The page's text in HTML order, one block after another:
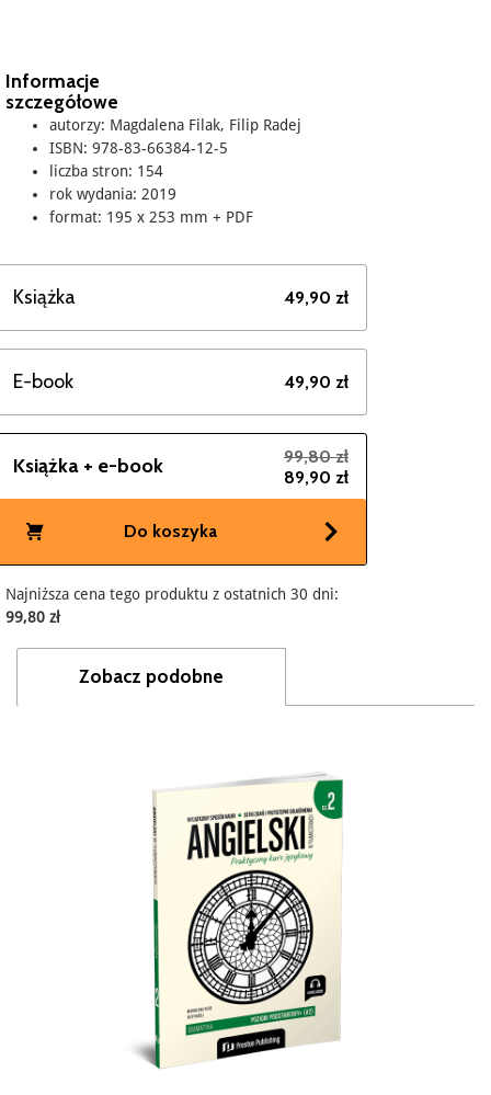
Informacje
szczegółowe
autorzy: Magdalena Filak, Filip Radej
ISBN: 978-83-66384-12-5
liczba stron: 154
rok wydania: 2019
format: 195 x 253 mm + PDF
Książka 49,90 zł
E-book 49,90 zł
Książka + e-book
99,80 zł
89,90 zł
Do koszyka
Najniższa cena tego produktu z ostatnich 30 dni:
99,80 zł
Zobacz podobne